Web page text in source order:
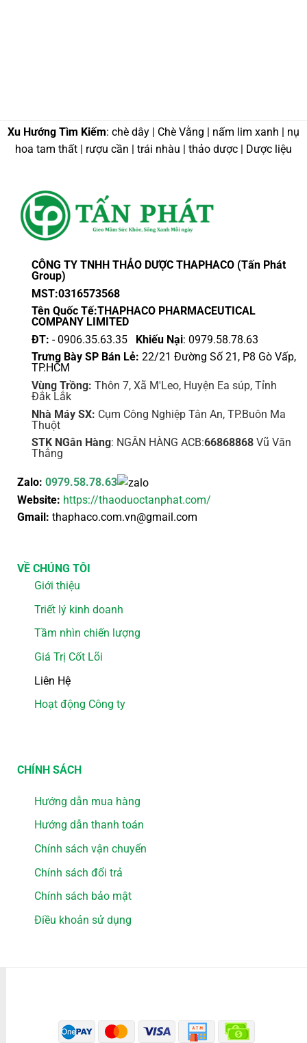
có
thể
được
trang
sản
phẩm
có
thể
được
Xu Hướng Tìm Kiếm: chè dây | Chè Vằng | nấm lim xanh | nụ
hoa tam thất | rượu cần | trái nhàu | thảo dược | Dược liệu
CÔNG TY TNHH THẢO DƯỢC THAPHACO (Tấn Phát
Group)
MST:0316573568
Tên Quốc Tế:THAPHACO PHARMACEUTICAL
COMPANY LIMITED
ĐT: - 0906.35.63.35 Khiếu Nại: 0979.58.78.63
Trưng Bày SP Bán Lẻ: 22/21 Đường Số 21, P8 Gò Vấp,
TP.HCM
Vùng Trồng: Thôn 7, Xã M'Leo, Huyện Ea súp, Tỉnh
Đắk Lắk
Nhà Máy SX: Cụm Công Nghiệp Tân An, TP.Buôn Ma
Thuột
STK NGân Hàng: NGÂN HÀNG ACB:66868868Vũ Văn
Thắng
Zalo: 0979.58.78.63
Website: https://thaoduoctanphat.com/
Gmail: thaphaco.com.vn@gmail.com
VỀ CHÚNG TÔI
Giới thiệu
Triết lý kinh doanh
Tầm nhìn chiến lượng
Giá Trị Cốt Lõi
Liên Hệ
Hoạt động Công ty
CHÍNH SÁCH
Hướng dẫn mua hàng
Hướng dẫn thanh toán
Chính sách vận chuyển
Chính sách đổi trả
Chính sách bảo mật
Điều khoản sử dụng